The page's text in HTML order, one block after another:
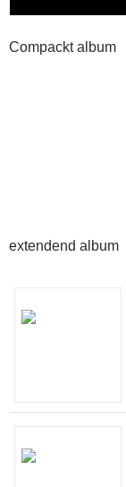
Compackt album
extendend album